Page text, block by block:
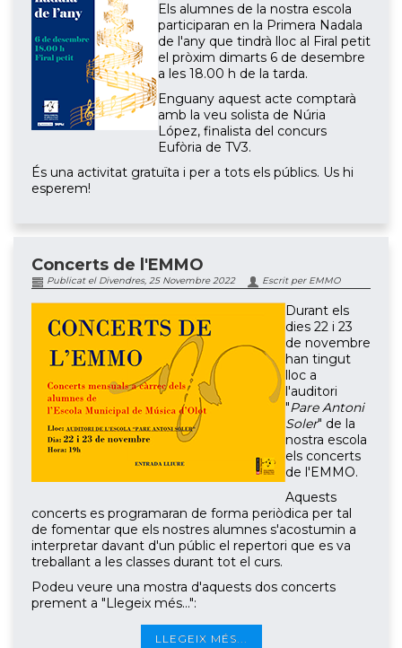
Els alumnes de la nostra escola
participaran en la Primera Nadala
de l'any que tindrà lloc al Firal petit
el pròxim dimarts 6 de desembre
a les 18.00 h de la tarda.
Enguany aquest acte comptarà
amb la veu solista de Núria
López, finalista del concurs
Eufòria de TV3.
És una activitat gratuïta i per a tots els públics. Us hi
esperem!
Concerts de l'EMMO
Publicat el Divendres, 25 Novembre 2022 Escrit per EMMO
Durant els
dies 22 i 23
de novembre
han tingut
lloc a
l'auditori
"Pare Antoni
Soler" de la
nostra escola
els concerts
de l'EMMO.
Aquests
concerts es programaran de forma periòdica per tal
de fomentar que els nostres alumnes s'acostumin a
interpretar davant d'un públic el repertori que es va
treballant a les classes durant tot el curs.
Podeu veure una mostra d'aquests dos concerts
prement a "Llegeix més...":
LLEGEIX MÉS...